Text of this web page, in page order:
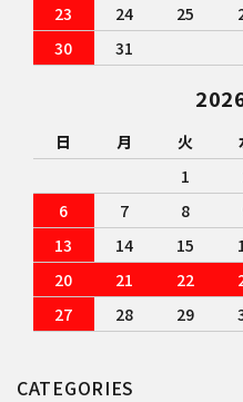
CATEGORIES
23
24 25
30
31
日 月 火
1
6
7 8
13
14 15
20
21 22
27
28 29